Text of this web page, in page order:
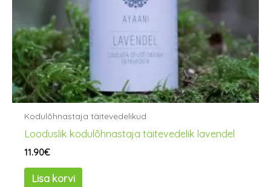
Kodulõhnastaja täitevedelikud
Looduslik kodulõhnastaja täitevedelik lavendel
11.90€
Lisa korvi